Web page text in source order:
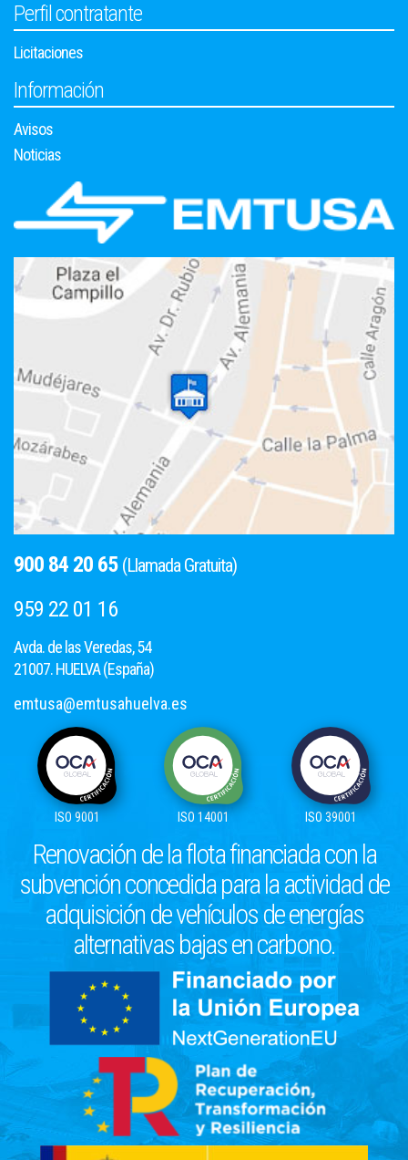
Perfil contratante
Licitaciones
Información
Avisos
Noticias
900 84 20 65 (Llamada Gratuita)
959 22 01 16
Avda. de las Veredas, 54
21007. HUELVA (España)
emtusa@emtusahuelva.es
ISO 9001 ISO 14001 ISO 39001
Renovación de la flota financiada con la
subvención concedida para la actividad de
adquisición de vehículos de energías
alternativas bajas en carbono.